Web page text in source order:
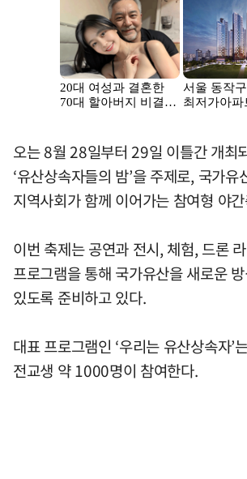
오는 8월 28일부터 29일 이틀간 개최
‘유산상속자들의 밤’을 주제로, 국가
지역사회가 함께 이어가는 참여형 야
이번 축제는 공연과 전시, 체험, 드론
프로그램을 통해 국가유산을 새로운
있도록 준비하고 있다.
대표 프로그램인 ‘우리는 유산상속자’
전교생 약 1000명이 참여한다.